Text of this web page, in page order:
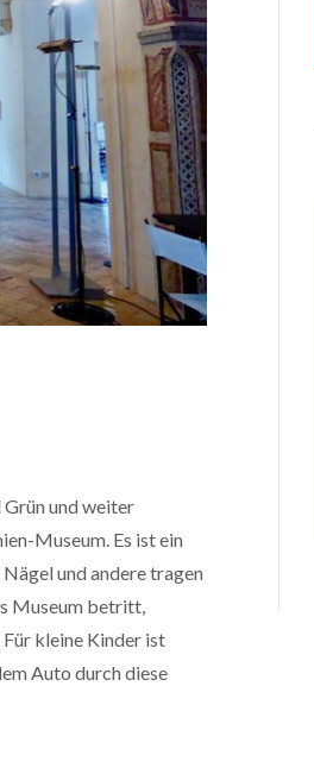
Grün und weiter
Museum. Es ist ein
und andere tragen
Museum betritt,
kleine Kinder ist
Auto durch diese